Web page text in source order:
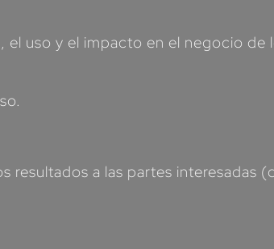
uso y el impacto en el negocio de
resultados a las partes interesadas